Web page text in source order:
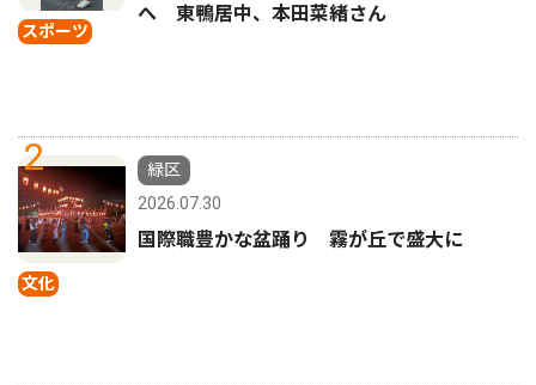
スポーツ
へ 東鴨居中、本田菜緒さん
2
文化
緑区
2026.07.30
国際職豊かな盆踊り 霧が丘で盛大に